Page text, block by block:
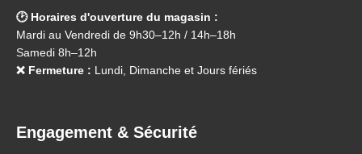
🕑 Horaires d'ouverture du magasin :
Mardi au Vendredi de 9h30–12h / 14h–18h
Samedi 8h–12h
❌ Fermeture : Lundi, Dimanche et Jours fériés
Engagement & Sécurité